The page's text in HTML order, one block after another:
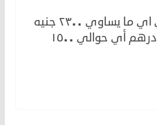
الأولى ١٢٥٠ درهم مغربي اي ما يساوي ٢٣٠٠ جنيه
٨٥٠ درهم أي حوالي ١٥٠٠